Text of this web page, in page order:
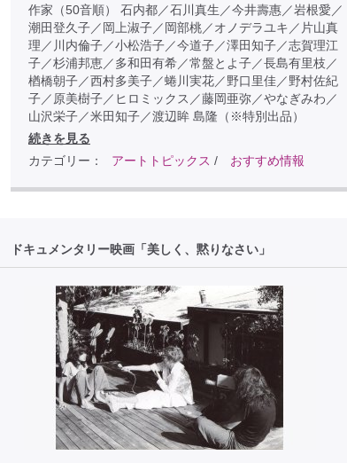
作家（50音順） 石内都／石川真生／今井壽惠／岩根愛／
潮田登久子／岡上淑子／岡部桃／オノデラユキ／片山真
理／川内倫子／小松浩子／今道子／澤田知子／志賀理江
子／杉浦邦恵／多和田有希／常盤とよ子／長島有里枝／
楢橋朝子／西村多美子／蜷川実花／野口里佳／野村佐紀
子／原美樹子／ヒロミックス／藤岡亜弥／やなぎみわ／
山沢栄子／米田知子／渡辺眸 島隆（※特別出品）
続きを見る
カテゴリー：
アートトピックス / おすすめ情報
ドキュメンタリー映画「美しく、黙りなさい」